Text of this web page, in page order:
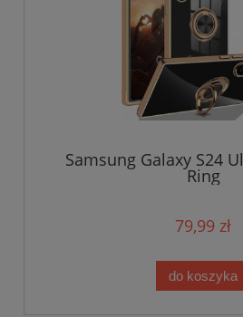
Samsung Galaxy S24
Ring
79,99 zł
do koszyka